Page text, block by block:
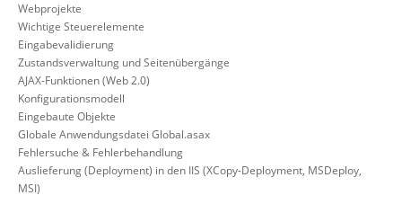
Webprojekte
Wichtige Steuerelemente
Eingabevalidierung
Zustandsverwaltung und Seitenübergänge
AJAX-Funktionen (Web 2.0)
Konfigurationsmodell
Eingebaute Objekte
Globale Anwendungsdatei Global.asax
Fehlersuche & Fehlerbehandlung
Auslieferung (Deployment) in den IIS (XCopy-Deployment, MSDeploy,
MSI)